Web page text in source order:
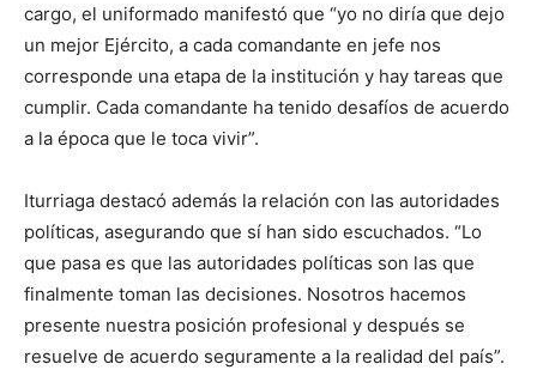
cargo, el uniformado manifestó que “yo no diría que dejo
un mejor Ejército, a cada comandante en jefe nos
corresponde una etapa de la institución y hay tareas que
cumplir. Cada comandante ha tenido desafíos de acuerdo
a la época que le toca vivir”.
Iturriaga destacó además la relación con las autoridades
políticas, asegurando que sí han sido escuchados. “Lo
que pasa es que las autoridades políticas son las que
finalmente toman las decisiones. Nosotros hacemos
presente nuestra posición profesional y después se
resuelve de acuerdo seguramente a la realidad del país”.